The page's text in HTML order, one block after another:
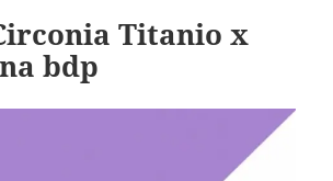
Titanio x
bdp